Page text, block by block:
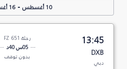
10 أغسطس -16 أغسطس
13:45
DXB
دبي
رحلة FZ 651
05س 40د
بدون توقف